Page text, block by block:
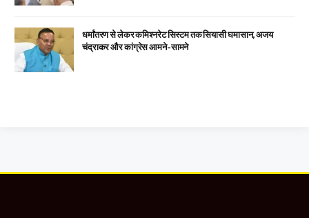
धर्मांतरण से लेकर कमिश्नरेट सिस्टम तक सियासी घमासान, अजय
चंद्राकर और कांग्रेस आमने-सामने